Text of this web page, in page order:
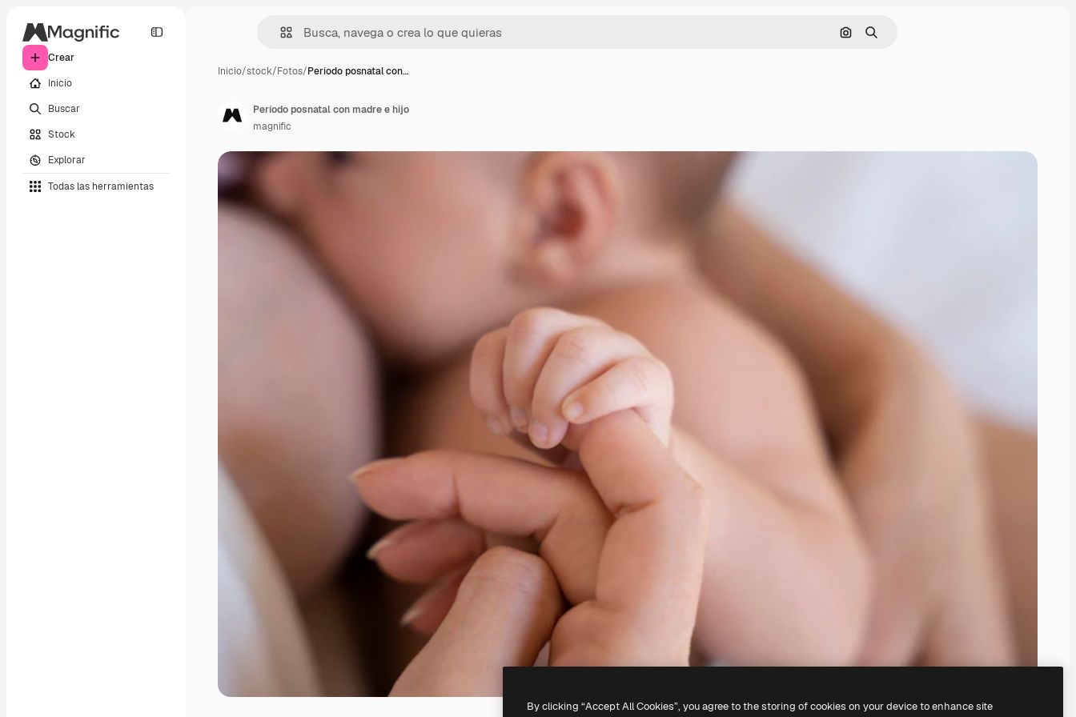
Crear
Inicio
Buscar
Stock
Explorar
Todas las herramientas
Buscar por imagen
Buscar
Inicio/stock/Fotos/Período posnatal con…
Período posnatal con madre e hijo
magnific
By clicking “Accept All Cookies”, you agree to the storing of cookies on your device to enhance site